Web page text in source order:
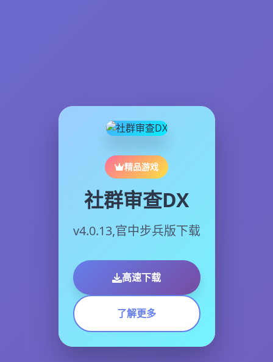
精品游戏
社群审查DX
v4.0.13,官中步兵版下载
高速下载
了解更多